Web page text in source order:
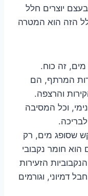
יוצרים חלל
הזה הוא המטרה
זה כוח.
המרתף, הם
והרצפה.
וכל המסיבה
שסופג מים, רק
חומר נקבובי
הזעירות
דמיוני, וגורמים